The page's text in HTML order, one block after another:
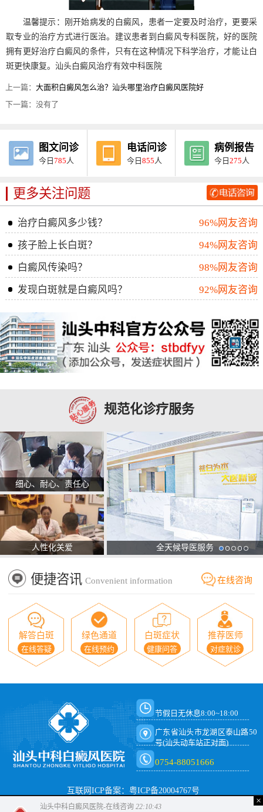
温馨提示：刚开始病发的白癜风，患者一定要及时治疗，更要采
取专业的治疗方式进行医治。建议患者到白癜风专科医院，好的医院
拥有更好治疗白癜风的条件，只有在这种情况下科学治疗，才能让白
斑更快康复。汕头白癜风治疗有效中科医院
上一篇：大面积白癜风怎么治？汕头哪里治疗白癜风医院好
下一篇：没有了
图文问诊
今日785 人
电话问诊
今日855 人
病例报告
今日275 人
更多关注问题
治疗白癜风多少钱？
96%网友咨询
孩子脸上长白斑？
94%网友咨询
白癜风传染吗？
98%网友咨询
发现白斑就是白癜风吗？
92%网友咨询
规范化诊疗服务
细心、耐心、责任心
人性化关爱 全天候导医服务
便捷咨讯 Convenient information 在线咨询
解答白斑
在线答疑
绿色通道
在线预约
白斑症状
健康问答
推荐医师
对症就诊
节假日无休息8:00~18:00
广东省汕头市龙湖区泰山路50
号(汕头动车站正对面)
0754-88051666
互联网ICP备案：粤ICP备20004767号
×
汕头中科白癜风医院-在线咨询 22:10:44